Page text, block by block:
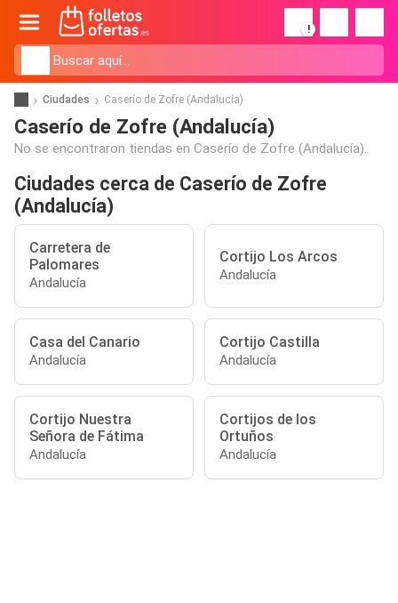
!
Ciudades Caserío de Zofre (Andalucía)
Caserío de Zofre (Andalucía)
No se encontraron tiendas en Caserío de Zofre (Andalucía).
Ciudades cerca de Caserío de Zofre
(Andalucía)
Carretera de
Palomares
Andalucía
Cortijo Los Arcos
Andalucía
Casa del Canario
Andalucía
Cortijo Castilla
Andalucía
Cortijo Nuestra
Señora de Fátima
Andalucía
Cortijos de los
Ortuños
Andalucía